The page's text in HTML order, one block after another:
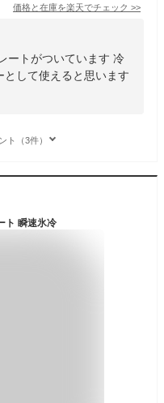
価格と在庫を楽天でチェック >>
ートがついています 冷
して使えると思います
ト（3件）
ト 瞬速氷冷